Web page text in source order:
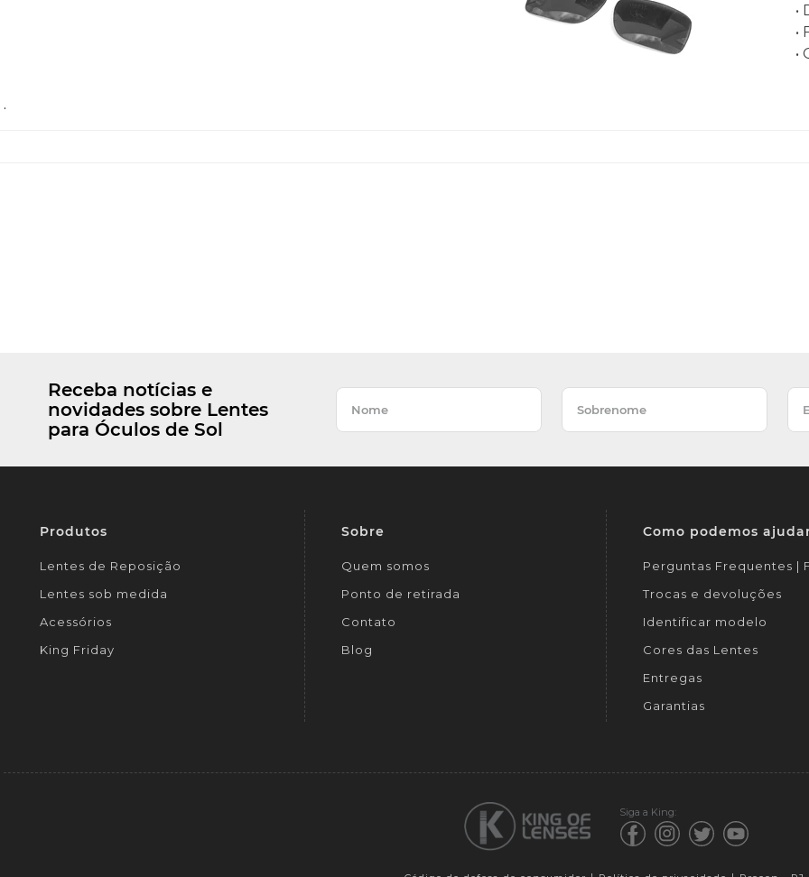
•
•
•
.
Receba notícias e
novidades sobre Lentes
para Óculos de Sol
Produtos
Lentes de Reposição
Lentes sob medida
Acessórios
King Friday
Sobre
Quem somos
Ponto de retirada
Contato
Blog
Como podemos
Perguntas Frequentes |
Trocas e devoluções
Identificar modelo
Cores das Lentes
Entregas
Garantias
Siga a King: